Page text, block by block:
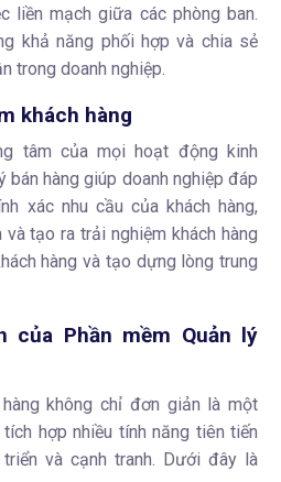
liền mạch giữa các phòng ban.
khả năng phối hợp và chia sẻ
trong doanh nghiệp.
khách hàng
tâm của mọi hoạt động kinh
bán hàng giúp doanh nghiệp đáp
xác nhu cầu của khách hàng,
tạo ra trải nghiệm khách hàng
hàng và tạo dựng lòng trung
của Phần mềm Quản lý
không chỉ đơn giản là một
hợp nhiều tính năng tiên tiến
và cạnh tranh. Dưới đây là